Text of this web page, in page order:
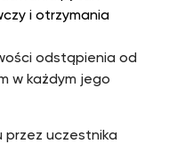
i otrzymania
odstąpienia od
w każdym jego
przez uczestnika